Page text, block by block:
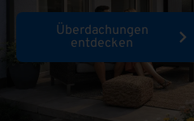
Überdachungen
entdecken